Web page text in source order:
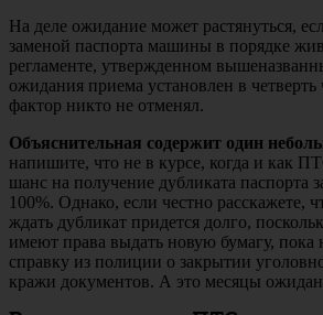
На деле ожидание может растянуться,
заменой паспорта машины в порядке
регламенте, утвержденном
ожидания приема установлен в четверть
фактор никто не отменял.
Объяснительная содержит один
напишите, что не в курсе, когда и как
шанс на получение дубликата паспорта
100%. Однако, если честно расскажете,
ждать дубликат придется долго,
имеют права выдать новую бумагу, пока
справку из полиции о закрытии
кражи документов. А это месяцы